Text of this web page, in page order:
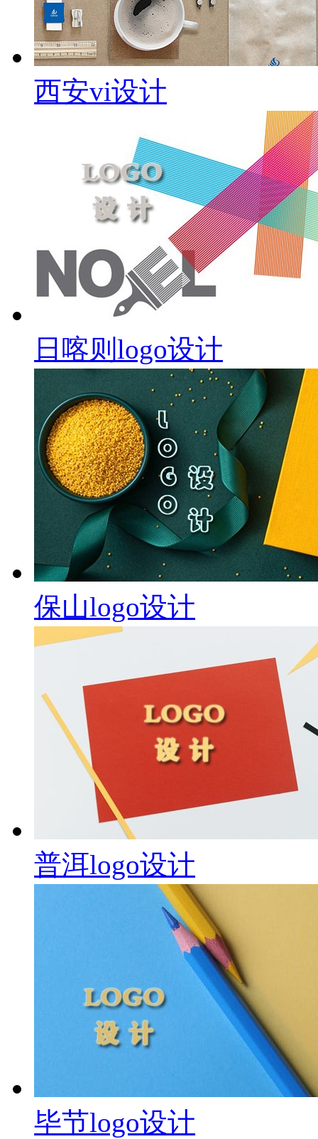
西安vi设计
日喀则logo设计
保山logo设计
普洱logo设计
毕节logo设计